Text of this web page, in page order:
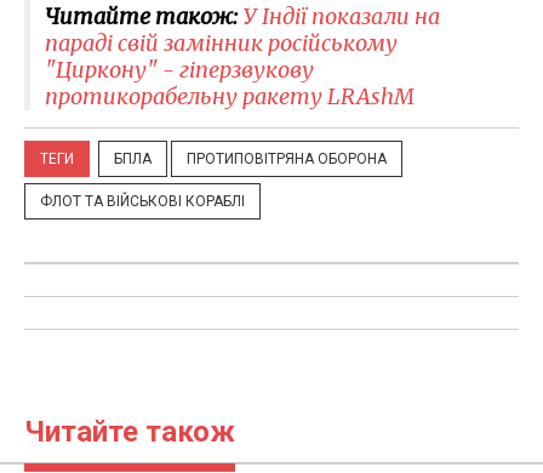
Читайте також:У Індії показали на
параді свій замінник російському
"Циркону" - гіперзвукову
протикорабельну ракету LRAshM
ТЕГИ БПЛА ПРОТИПОВІТРЯНА ОБОРОНА
ФЛОТ ТА ВІЙСЬКОВІ КОРАБЛІ
Читайте також